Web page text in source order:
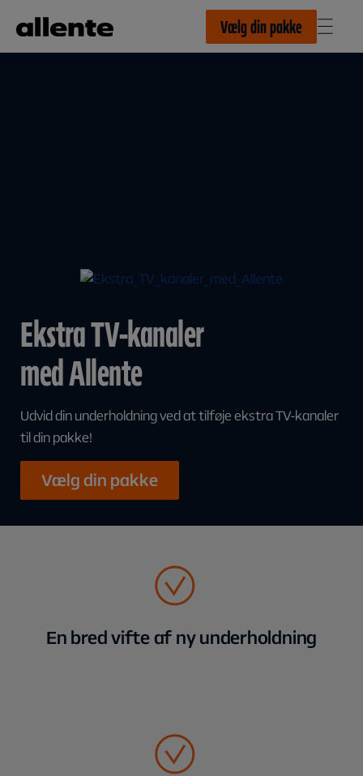
Vælg din pakke
Ekstra TV-kanaler
med Allente
Udvid din underholdning ved at tilføje ekstra TV-kanaler
til din pakke!
Vælg din pakke
En bred vifte af ny underholdning